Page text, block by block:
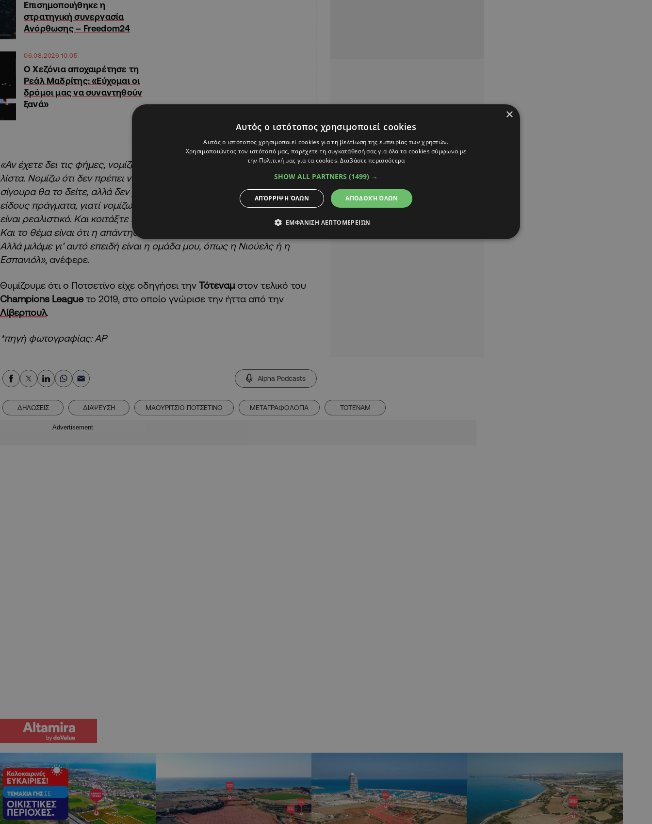
Επισημοποιήθηκε η
στρατηγική συνεργασία
Ανόρθωσης – Freedom24
06.08.2026 10:05
Ο Χεζόνια αποχαιρέτησε τη
Ρεάλ Μαδρίτης: «Εύχομαι οι
δρόμοι μας να συναντηθούν
ξανά»
«Αν έχετε δει τις φήμες, νομίζω ότι υπάρχουν 100 προπονητές στη
λίστα. Νομίζω ότι δεν πρέπει να ανησυχείτε γι’ αυτό. Αν συμβεί κάτι
σίγουρα θα το δείτε, αλλά δεν μπορούμε να μιλήσουμε για τέτοιου
είδους πράγματα, γιατί νομίζω ότι σήμερα δεν είναι πραγματικό. Δεν
είναι ρεαλιστικό. Και κοιτάξτε πού βρίσκομαι, πού βρισκόμαστε εμείς.
Και το θέμα είναι ότι η απάντηση είναι τόσο ξεκάθαρη, έτσι δεν είναι;
Αλλά μιλάμε γι’ αυτό επειδή είναι η ομάδα μου, όπως η Νιούελς ή η
Εσπανιόλ», ανέφερε.
Θυμίζουμε ότι ο Ποτσετίνο είχε οδηγήσει την Τότεναμ στον τελικό του
Champions Leagueτο 2019, στο οποίο γνώρισε την ήττα από την
Λίβερπουλ.
*πηγή φωτογραφίας: AP
Alpha Podcasts
ΔΗΛΩΣΕΙΣ ΔΙΑΨΕΥΣΗ ΜΑΟΥΡΙΤΣΙΟ ΠΟΤΣΕΤΙΝΟ ΜΕΤΑΓΡΑΦΟΛΟΓΙΑ ΤΟΤΕΝΑΜ
Advertisement
×
Αυτός ο ιστότοπος χρησιμοποιεί cookies
Αυτός ο ιστότοπος χρησιμοποιεί cookies για τη βελτίωση της εμπειρίας των χρηστών.
Χρησιμοποιώντας τον ιστότοπό μας, παρέχετε τη συγκατάθεσή σας για όλα τα cookies σύμφωνα με
την Πολιτική μας για τα cookies.Διαβάστε περισσότερα
SHOW ALL PARTNERS (1499) →
ΑΠΟΔΟΧΉ ΌΛΩΝ
ΑΠΌΡΡΙΨΗ ΌΛΩΝ
ΕΜΦΆΝΙΣΗ ΛΕΠΤΟΜΕΡΕΙΏΝ